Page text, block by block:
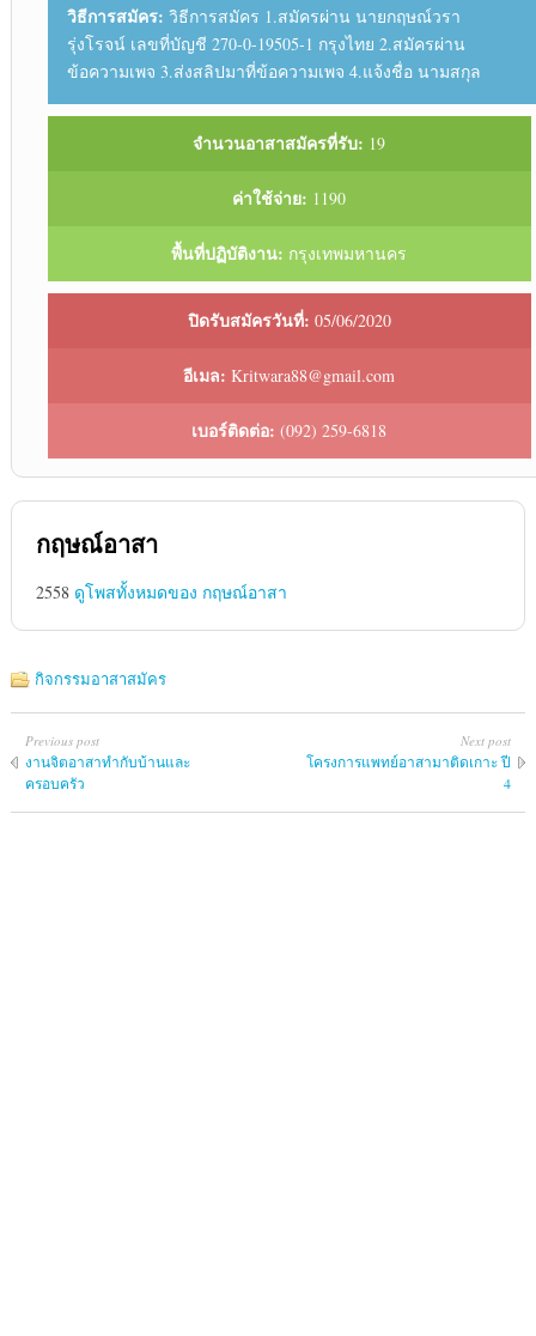
วิธีการสมัคร: วิธีการสมัคร 1.สมัครผ่าน นายกฤษณ์วรา
รุ่งโรจน์ เลขที่บัญชี 270-0-19505-1 กรุงไทย 2.สมัครผ่าน
ข้อความเพจ 3.ส่งสลิปมาที่ข้อความเพจ 4.แจ้งชื่อ นามสกุล
จำนวนอาสาสมัครที่รับ: 19
ค่าใช้จ่าย: 1190
พื้นที่ปฏิบัติงาน: กรุงเทพมหานคร
ปิดรับสมัครวันที่: 05/06/2020
อีเมล: Kritwara88@gmail.com
เบอร์ติดต่อ: (092) 259-6818
กฤษณ์อาสา
2558 ดูโพสทั้งหมดของ กฤษณ์อาสา
กิจกรรมอาสาสมัคร
Previous post
งานจิตอาสาทำกับบ้านและ
ครอบครัว
Next post
โครงการ​แพทย์​อาสา​มา​ติด​เกาะ​ ปี​
4